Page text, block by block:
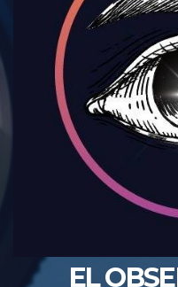
EL